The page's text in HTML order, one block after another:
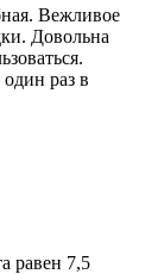
Вежливое
Довольна
раз в
равен 7,5